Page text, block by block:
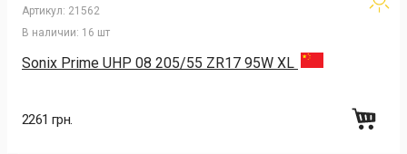
Артикул: 21562
В наличии: 16 шт
Sonix Prime UHP 08 205/55 ZR17 95W XL
2261 грн.